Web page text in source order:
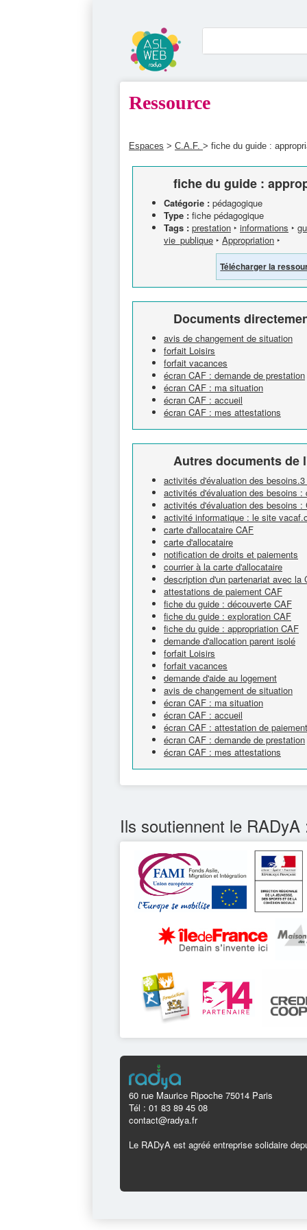
Ressource
Espaces > C.A.F. > fiche du guide :
fiche du guide :
Catégorie : pédagogique
Type : fiche pédagogique
Tags : prestation ‣ informations ‣
vie_publique ‣ Appropriation ‣
Télécharger la
Documents
avis de changement de situation
forfait Loisirs
forfait vacances
écran CAF : demande de prestation
écran CAF : ma situation
écran CAF : accueil
écran CAF : mes attestations
Autres documents de
activités d'évaluation des
activités d'évaluation des besoins :
activités d'évaluation des besoins :
activité informatique : le site
carte d'allocataire CAF
carte d'allocataire
notification de droits et paiements
courrier à la carte d'allocataire
description d'un partenariat avec la
attestations de paiement CAF
fiche du guide : découverte CAF
fiche du guide : exploration CAF
fiche du guide : appropriation CAF
demande d'allocation parent isolé
forfait Loisirs
forfait vacances
demande d'aide au logement
avis de changement de situation
écran CAF : ma situation
écran CAF : accueil
écran CAF : attestation de paiement
écran CAF : demande de prestation
écran CAF : mes attestations
Ils soutiennent le RADyA
60 rue Maurice Ripoche 75014 Paris
Tél : 01 83 89 45 08
contact@radya.fr
Le RADyA est agréé entreprise solidaire